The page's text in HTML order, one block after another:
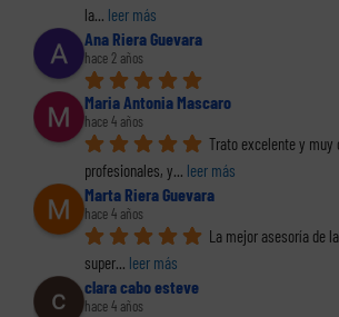
la... leer más
Ana Riera Guevara
hace 2 años
Maria Antonia Mascaro
hace 4 años
Trato excelente y muy
profesionales, y... leer más
Marta Riera Guevara
hace 4 años
La mejor asesoría de
super... leer más
clara cabo esteve
hace 4 años